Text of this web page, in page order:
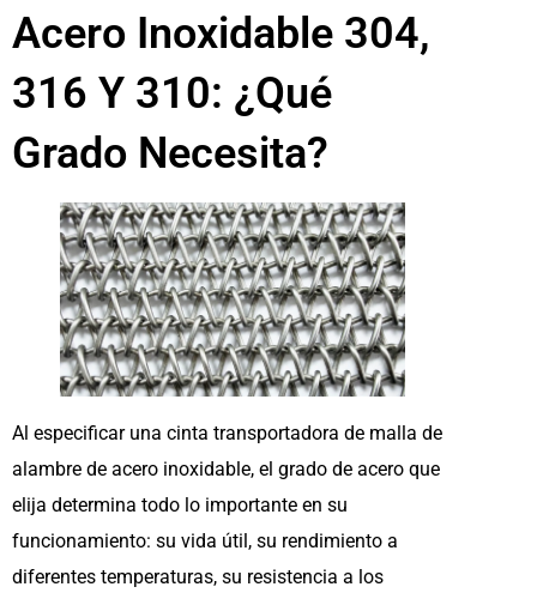
Acero Inoxidable 304,
316 Y 310: ¿Qué
Grado Necesita?
Al especificar una cinta transportadora de malla de
alambre de acero inoxidable, el grado de acero que
elija determina todo lo importante en su
funcionamiento: su vida útil, su rendimiento a
diferentes temperaturas, su resistencia a los